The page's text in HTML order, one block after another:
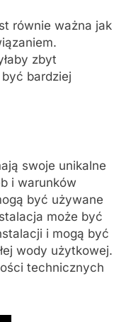
równie ważna jak
zbyt
bardziej
swoje unikalne
i warunków
być używane
może być
i mogą być
wody użytkowej.
technicznych